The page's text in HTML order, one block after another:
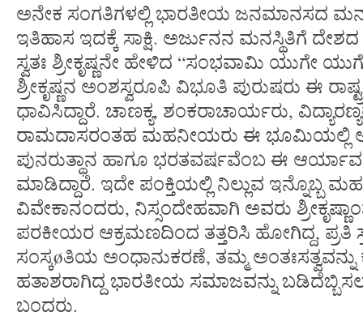
ಅನೇಕ ಸಂಗತಿಗಳಲ್ಲಿ ಭಾರತೀಯ ಜನಮಾನಸದ
ಇತಿಹಾಸ ಇದಕ್ಕೆ ಸಾಕ್ಷಿ. ಅರ್ಜುನನ ಮನಸ್ಥಿತಿಗೆ
ಸ್ವತಃ ಶ್ರೀಕೃಷ್ಣನೇ ಹೇಳಿದ “ಸಂಭವಾಮಿ ಯುಗೇ
ಶ್ರೀಕೃಷ್ಣನ ಅಂಶಸ್ವರೂಪಿ ವಿಭೂತಿ ಪುರುಷರು ಈ
ಧಾವಿಸಿದ್ದಾರೆ. ಚಾಣಕ್ಯ, ಶಂಕರಾಚಾರ್ಯರು,
ರಾಮದಾಸರಂತಹ ಮಹನೀಯರು ಈ ಭೂಮಿಯಲ್ಲಿ
ಪುನರುತ್ಥಾನ ಹಾಗೂ ಭರತವರ್ಷವೆಂಬ ಈ
ಮಾಡಿದ್ದಾರೆ. ಇದೇ ಪಂಕ್ತಿಯಲ್ಲಿ ನಿಲ್ಲುವ ಇನ್ನೊಬ್ಬ
ವಿವೇಕಾನಂದರು, ನಿಸ್ಸಂದೇಹವಾಗಿ ಅವರು
ಪರಕೀಯರ ಆಕ್ರಮಣದಿಂದ ತತ್ತರಿಸಿ ಹೋಗಿದ್ದ, ಪ್ರತಿ
ಸಂಸ್ಕøತಿಯ ಅಂಧಾನುಕರಣೆ, ತಮ್ಮ
ಹತಾಶರಾಗಿದ್ದ ಭಾರತೀಯ ಸಮಾಜವನ್ನು
ಬಂದರು.